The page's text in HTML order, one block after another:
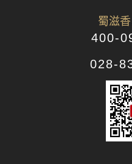
蜀滋
400-
028-